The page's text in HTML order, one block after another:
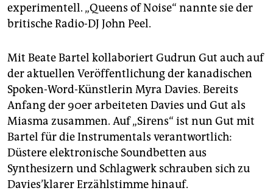
experimentell. „Queens of Noise“ nannte sie der
britische Radio-DJ John Peel.
Mit Beate Bartel kollaboriert Gudrun Gut auch auf
der aktuellen Veröffentlichung der kanadischen
Spoken-Word-Künstlerin Myra Davies. Bereits
Anfang der 90er arbeiteten Davies und Gut als
Miasma zusammen. Auf „Sirens“ ist nun Gut mit
Bartel für die Instrumentals verantwortlich:
Düstere elektronische Soundbetten aus
Synthesizern und Schlagwerk schrauben sich zu
Davies’klarer Erzählstimme hinauf.